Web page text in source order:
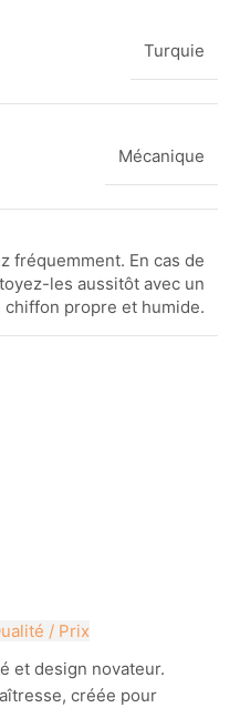
Turquie
Mécanique
fréquemment. En cas de
les aussitôt avec un
chiffon propre et humide.
/ Prix
et design novateur.
créée pour